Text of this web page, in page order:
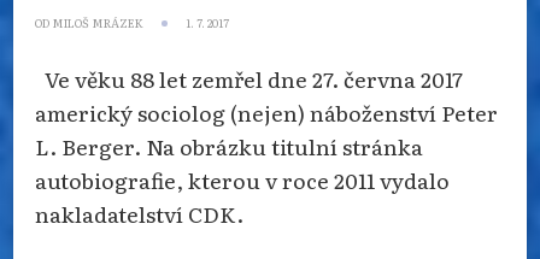
OD MILOŠ MRÁZEK 1. 7. 2017
Ve věku 88 let zemřel dne 27. června 2017
americký sociolog (nejen) náboženství Peter
L. Berger. Na obrázku titulní stránka
autobiografie, kterou v roce 2011 vydalo
nakladatelství CDK.